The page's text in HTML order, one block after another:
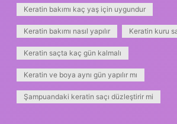
Keratin bakımı kaç yaş için uygundur
Keratin bakımı nasıl yapılır Keratin kuru
Keratin saçta kaç gün kalmalı
Keratin ve boya aynı gün yapılır mı
Şampuandaki keratin saçı düzleştirir mi